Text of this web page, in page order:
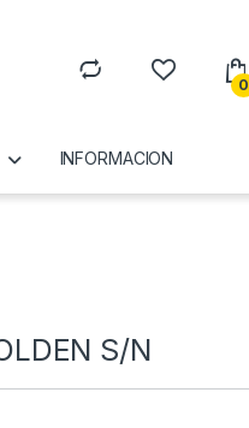
0
INFORMACION
S/N